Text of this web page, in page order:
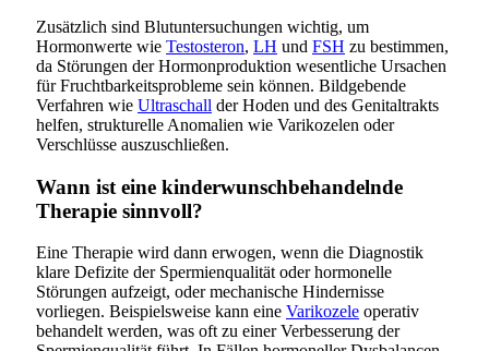
Zusätzlich sind Blutuntersuchungen wichtig, um
Hormonwerte wie Testosteron, LH und FSH zu bestimmen,
da Störungen der Hormonproduktion wesentliche Ursachen
für Fruchtbarkeitsprobleme sein können. Bildgebende
Verfahren wie Ultraschall der Hoden und des Genitaltrakts
helfen, strukturelle Anomalien wie Varikozelen oder
Verschlüsse auszuschließen.
Wann ist eine kinderwunschbehandelnde
Therapie sinnvoll?
Eine Therapie wird dann erwogen, wenn die Diagnostik
klare Defizite der Spermienqualität oder hormonelle
Störungen aufzeigt, oder mechanische Hindernisse
vorliegen. Beispielsweise kann eine Varikozele operativ
behandelt werden, was oft zu einer Verbesserung der